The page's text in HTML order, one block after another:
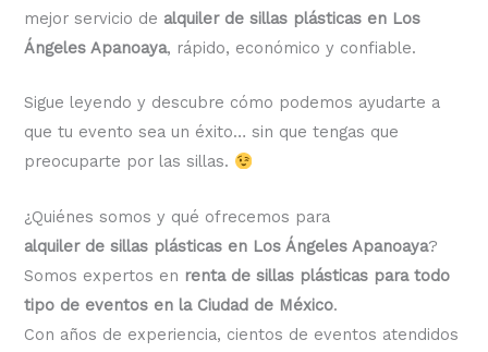
mejor servicio de alquiler de sillas plásticas en Los
Ángeles Apanoaya, rápido, económico y confiable.
Sigue leyendo y descubre cómo podemos ayudarte a
que tu evento sea un éxito… sin que tengas que
preocuparte por las sillas.
¿Quiénes somos y qué ofrecemos para
alquiler de sillas plásticas en Los Ángeles Apanoaya?
Somos expertos en renta de sillas plásticas para todo
tipo de eventos en la Ciudad de México.
Con años de experiencia, cientos de eventos atendidos